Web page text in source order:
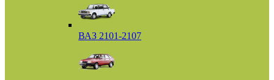
ВАЗ 2101-2107